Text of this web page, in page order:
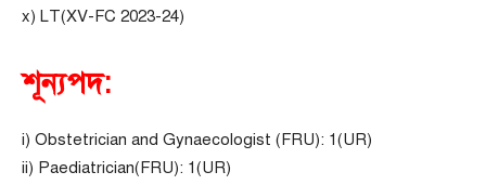
x) LT(XV-FC 2023-24)
শূন্যপদ:
i) Obstetrician and Gynaecologist (FRU): 1(UR)
ii) Paediatrician(FRU): 1(UR)